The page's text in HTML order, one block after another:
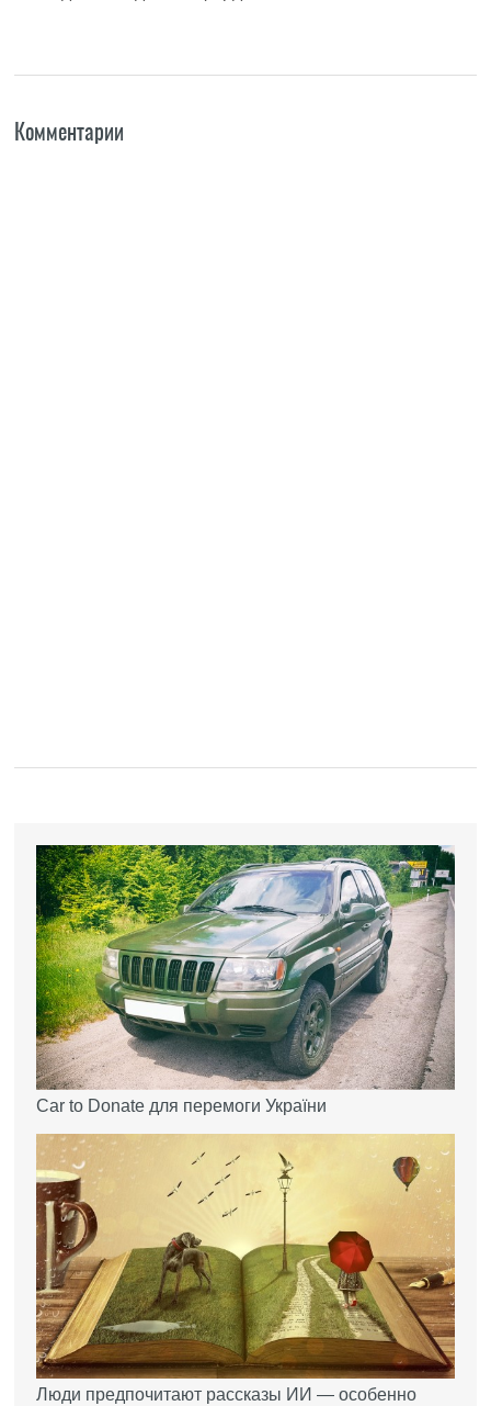
Комментарии
Car to Donate для перемоги України
Люди предпочитают рассказы ИИ — особенно